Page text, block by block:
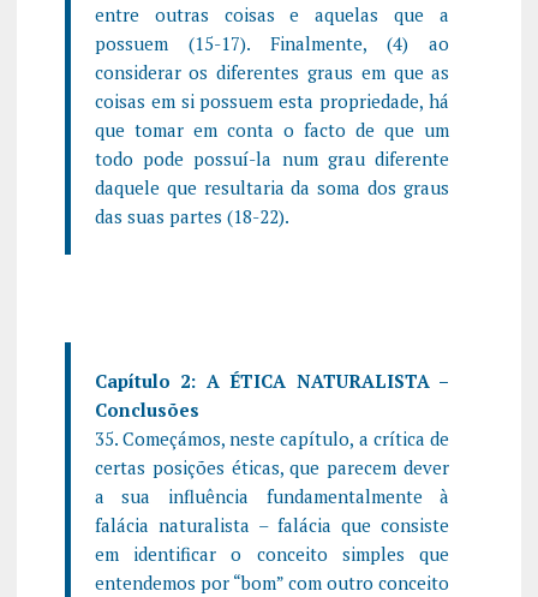
entre outras coisas e aquelas que a
possuem (15-17). Finalmente, (4) ao
considerar os diferentes graus em que as
coisas em si possuem esta propriedade, há
que tomar em conta o facto de que um
todo pode possuí-la num grau diferente
daquele que resultaria da soma dos graus
das suas partes (18-22).
Capítulo 2: A ÉTICA NATURALISTA –
Conclusões
35. Começámos, neste capítulo, a crítica de
certas posições éticas, que parecem dever
a sua influência fundamentalmente à
falácia naturalista – falácia que consiste
em identificar o conceito simples que
entendemos por “bom” com outro conceito